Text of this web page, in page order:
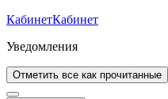
КабинетКабинет
Уведомления
Отметить все как прочитанные